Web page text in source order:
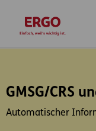
zur
GMSG/CRS
Automatischer